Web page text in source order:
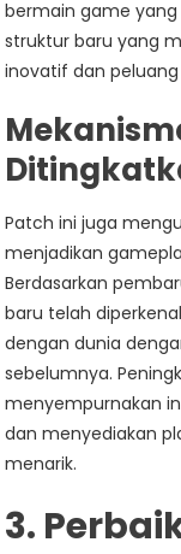
bermain game
struktur baru yang
inovatif dan peluang
Patch ini juga
menjadikan
Berdasarkan
baru telah
dengan dunia
sebelumnya.
menyempurnakan
dan menyediakan
menarik.
3.